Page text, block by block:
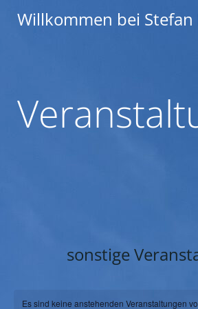
Inhalt
Willkommen bei Stefan
sonstige
Es sind keine anstehenden Veranstaltungen